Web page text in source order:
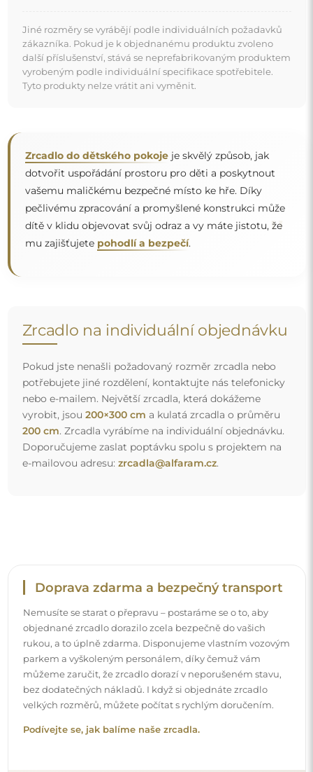
Zrcadlo na individuální objednávku
Pokud jste nenašli požadovaný rozměr zrcadla nebo
. Zrcadla vyrábíme na individuální objednávku.
Doporučujeme zaslat poptávku spolu s projektem na
e-mailovou adresu:zrcadla@alfaram.cz
Nemusíte se starat o přepravu – postaráme se o to, aby
objednané zrcadlo dorazilo zcela bezpečně do vašich
rukou, a to úplně zdarma. Disponujeme vlastním vozovým
parkem a vyškoleným personálem, díky čemuž vám
můžeme zaručit, že zrcadlo dorazí v neporušeném stavu,
bez dodatečných nákladů. I když si objednáte zrcadlo
velkých rozměrů, můžete počítat s rychlým doručením.
Podívejte se, jak balíme naše zrcadla.
Snadná montáž
Zajišťujeme výrobu a dodání zrcadel, zatímco montáž je
na vaší straně. Vzhledem ke specifičnosti každého prostoru
nenabízíme standardní montážní příslušenství. To vám
nejlépe vyhovují vašim stěnám a potřebám.